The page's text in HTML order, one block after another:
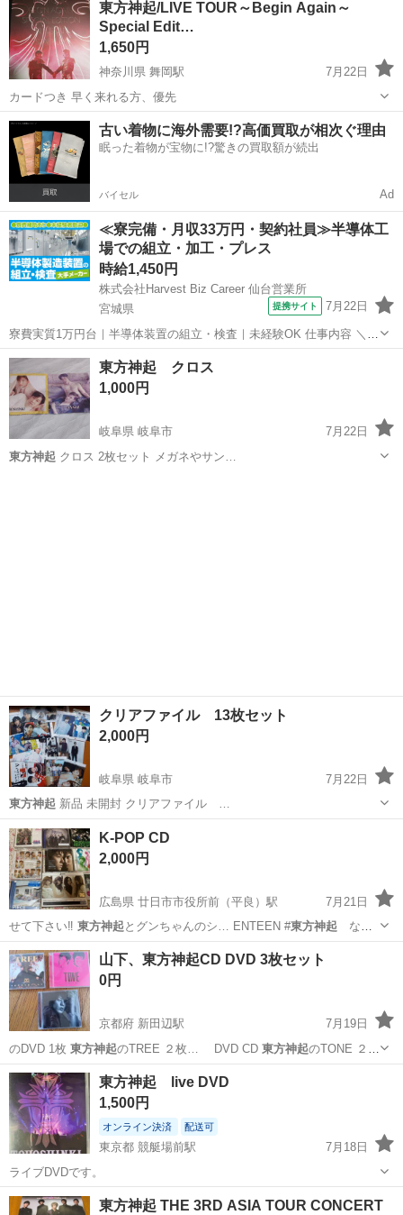
東方神起/LIVE TOUR～Begin Again～
Special Edit…
1,650円
神奈川県 舞岡駅
7月22日
カードつき 早く来れる方、優先
神奈川 横浜市 舞岡駅 DVD/ブルーレイ 東方神起
古い着物に海外需要!?高価買取が相次ぐ理由
眠った着物が宝物に!?驚きの買取額が続出
バイセル Ad
≪寮完備・月収33万円・契約社員≫半導体工
場での組立・加工・プレス
時給1,450円
株式会社Harvest Biz Career 仙台営業所
宮城県
提携サイト 7月22日
寮費実質1万円台｜半導体装置の組立・検査｜未経験OK 仕事内容 ＼半
導体製造装置の組立・検査スタッフ／ 大手メーカー工場内で、半導体
をつくるための装置を組み立てる仕事です。 タブレットや図面を確認
しながら、ドライバ...
宮城 その他
東方神起 クロス
1,000円
岐阜県 岐阜市
7月22日
東方神起
クロス 2枚セット メガネやサン…
クリアファイル 13枚セット
2,000円
岐阜県 岐阜市
7月22日
東方神起
新品 未開封 クリアファイル …
岐阜 岐阜市
K-POP CD
2,000円
広島県 廿日市市役所前（平良）駅
7月21日
せて下さい‼️ 東方神起 とグンちゃんのシ… ENTEEN #東方神起 など
など。 …
広島 廿日市市 廿日市市役所前（平良）駅 CD
東方神起
山下、東方神起CD DVD 3枚セット
0円
京都府 新田辺駅
7月19日
のDVD 1枚 東方神起のTREE ２枚… DVD CD 東方神起のTONE ２
枚…
京都 京田辺市 新田辺駅
東方神起 live DVD
1,500円
オンライン決済 配送可
東京都 競艇場前駅
7月18日
ライブDVDです。
東京 府中市 競艇場前駅
東方神起 THE 3RD ASIA TOUR CONCERT